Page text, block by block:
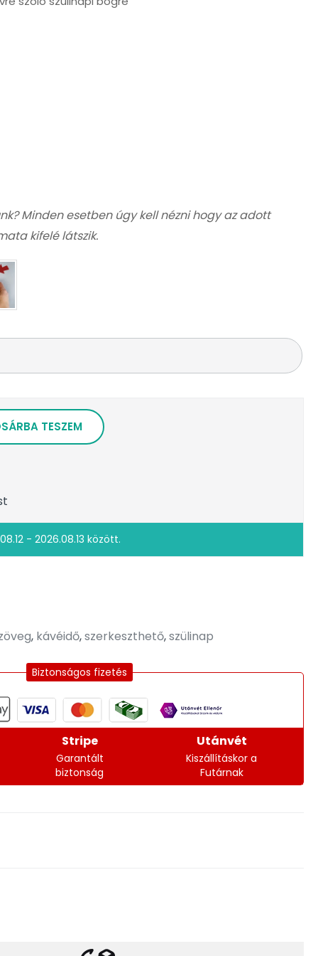
Minden esetben úgy kell nézni hogy az adott
kifelé látszik.
TESZEM
- 2026.08.13 között.
, kávéidő,szerkeszthető,szülinap
Biztonságos fizetés
Stripe
Garantált
biztonság
Utánvét
Kiszállításkor a
Futárnak